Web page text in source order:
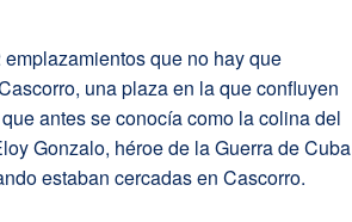
que no hay que
una plaza en la que confluyen
antes se conocía como la colina del
Gonzalo, héroe de la Guerra de Cuba
estaban cercadas en Cascorro.